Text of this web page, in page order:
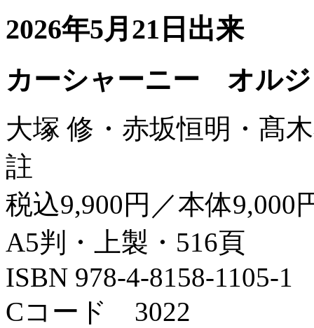
2026年5月21日出来
カーシャーニー オル
大塚 修・赤坂恒明・髙
註
税込9,900円／本体9,000
A5判・上製・516頁
ISBN 978-4-8158-1105-1
Cコード 3022